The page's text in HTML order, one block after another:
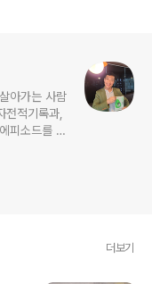
아가는 사람
전적기록과,
피소드를 전
더보기